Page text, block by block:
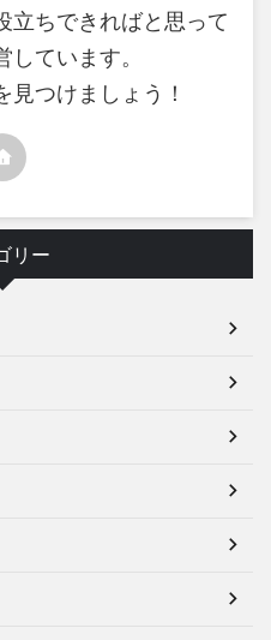
立ちできればと思って
ています。
つけましょう！
リー